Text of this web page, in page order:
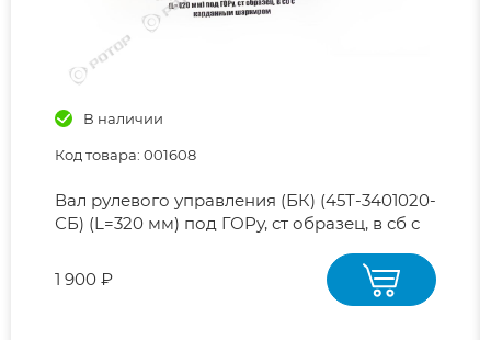
В наличии
Код товара: 001608
Вал рулевого управления (БК) (45Т-3401020-
СБ) (L=320 мм) под ГОРу, ст образец, в сб с
1 900 ₽